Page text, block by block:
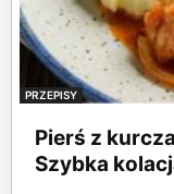
PRZEPISY
Pierś z
Szybka